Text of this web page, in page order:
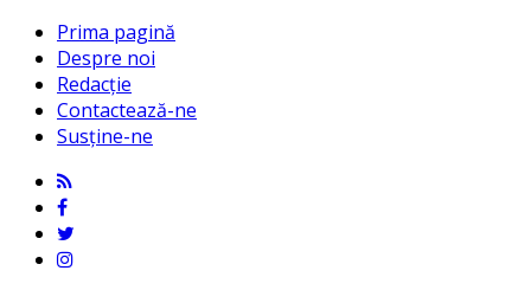
Prima pagină
Despre noi
Redacție
Contactează-ne
Susține-ne